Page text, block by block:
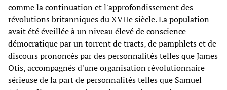
comme la continuation et l'approfondissement des
révolutions britanniques du XVIIe siècle. La population
avait été éveillée à un niveau élevé de conscience
démocratique par un torrent de tracts, de pamphlets et de
discours prononcés par des personnalités telles que James
Otis, accompagnés d'une organisation révolutionnaire
sérieuse de la part de personnalités telles que Samuel